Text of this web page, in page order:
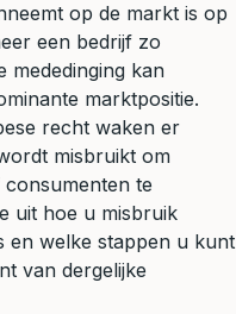
op de markt is op
een bedrijf zo
mededinging kan
marktpositie.
recht waken er
misbruikt om
te
uit hoe u misbruik
en welke stappen u kunt
van dergelijke